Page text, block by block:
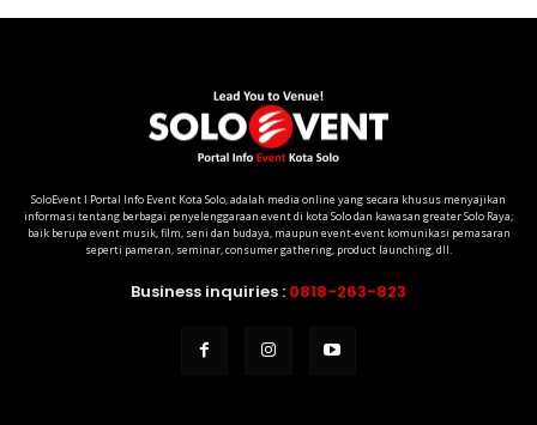
SoloEvent I Portal Info Event Kota Solo, adalah media online yang secara khusus menyajikan
informasi tentang berbagai penyelenggaraan event di kota Solo dan kawasan greater Solo Raya;
baik berupa event musik, film, seni dan budaya, maupun event-event komunikasi pemasaran
seperti pameran, seminar, consumer gathering, product launching, dll.
Business inquiries : 0818-263-823